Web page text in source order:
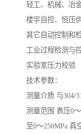
轻工、机械、冶
楼宇自控、恒压
其它自动控制和
工业过程检测与
实验室压力校验
技术参数：
测量介质 与304/
测量范围 表压0
至0～250MPa 真